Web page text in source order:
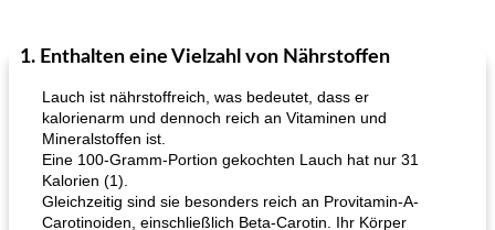
1. Enthalten eine Vielzahl von Nährstoffen
Lauch ist nährstoffreich, was bedeutet, dass er
kalorienarm und dennoch reich an Vitaminen und
Mineralstoffen ist.
Eine 100-Gramm-Portion gekochten Lauch hat nur 31
Kalorien (1).
Gleichzeitig sind sie besonders reich an Provitamin-A-
Carotinoiden, einschließlich Beta-Carotin. Ihr Körper